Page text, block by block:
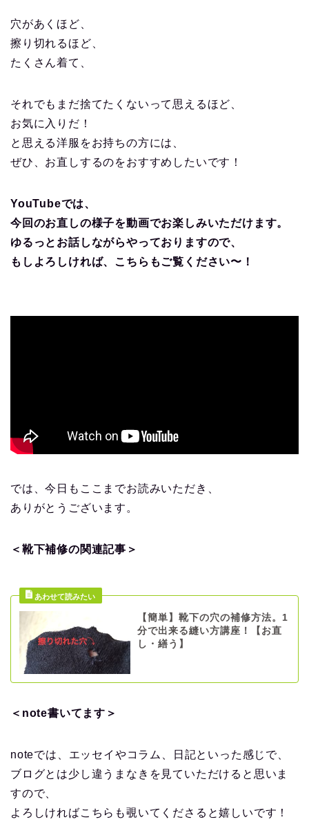
穴があくほど、
擦り切れるほど、
たくさん着て、
それでもまだ捨てたくないって思えるほど、
お気に入りだ！
と思える洋服をお持ちの方には、
ぜひ、お直しするのをおすすめしたいです！
YouTubeでは、
今回のお直しの様子を動画でお楽しみいただけます。
ゆるっとお話しながらやっておりますので、
もしよろしければ、こちらもご覧ください〜！
では、今日もここまでお読みいただき、
ありがとうございます。
＜靴下補修の関連記事＞
【簡単】靴下の穴の補修方法。1
分で出来る縫い方講座！【お直
し・繕う】
＜note書いてます＞
noteでは、エッセイやコラム、日記といった感じで、
ブログとは少し違うまなきを見ていただけると思いま
すので、
よろしければこちらも覗いてくださると嬉しいです！